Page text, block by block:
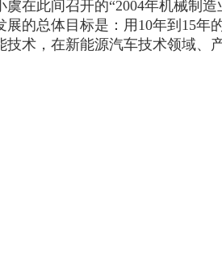
此间召开的“2004年机械制造
展的总体目标是：用10年到15年
技术，在新能源汽车技术领域、